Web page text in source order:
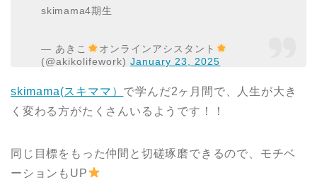
skimama4期生
— あきこ
オンラインアシスタント
(@akikolifework)January 23, 2025
skimama(スキママ） で学んだ2ヶ月間で、人生が大き
く変わる方がたくさんいるようです！！
同じ目標をもった仲間と切磋琢磨できるので、モチベ
ーションもUP